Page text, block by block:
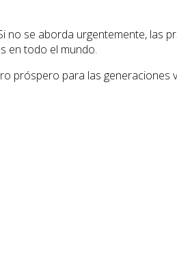
no se aborda urgentemente, las
en todo el mundo.
próspero para las generaciones